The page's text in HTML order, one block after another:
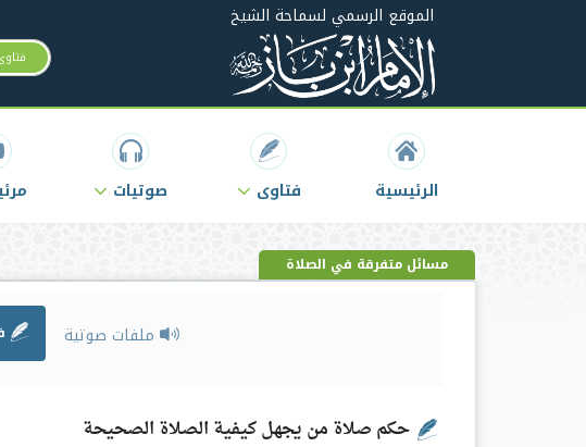
الموقع الرسمي لسماحة الشيخ
الرئيسية فتاوى صوتيات
مسائل متفرقة في الصلاة
ملفات صوتية
حكم صلاة من يجهل كيفية الصلاة الصحيحة